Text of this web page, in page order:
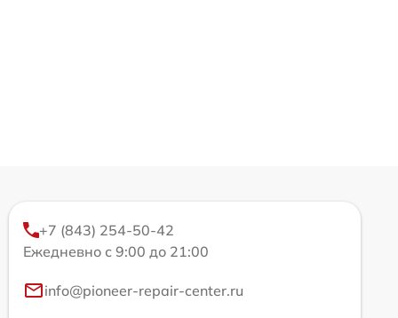
+7 (843) 254-50-42
Ежедневно с 9:00 до 21:00
info@pioneer-repair-center.ru